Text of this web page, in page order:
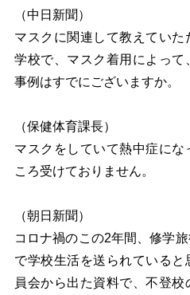
（中日新聞）
マスクに関連して教えてい
学校で、マスク着用によって
事例はすでにございますか。
（保健体育課長）
マスクをしていて熱中症にな
ころ受けておりません。
（朝日新聞）
コロナ禍のこの2年間、修学
で学校生活を送られている
員会から出た資料で、不登